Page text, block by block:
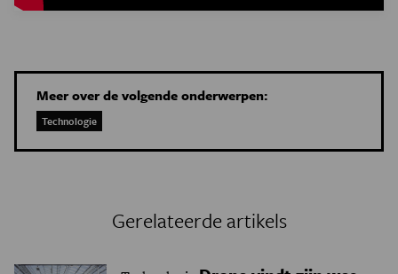
Meer over de volgende onderwerpen:
Technologie
Gerelateerde artikels